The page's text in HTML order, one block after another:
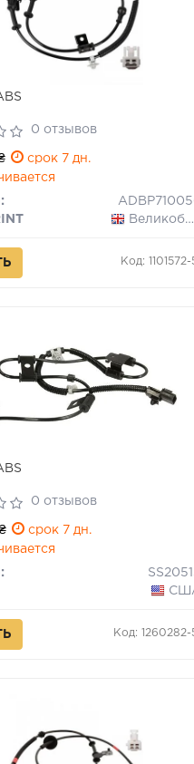
0 отзывов
срок 7 дн.
Великобритания
Код: 1101572-
0 отзывов
₴
срок 7 дн.
Код: 1260282-